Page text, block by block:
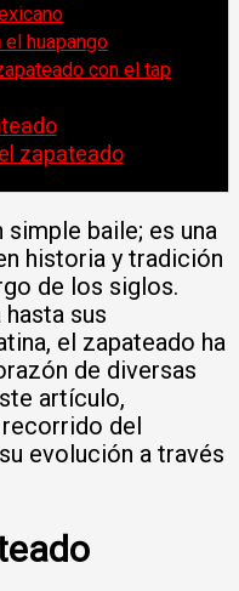
huapango
con el tap
zapateado
simple baile; es una
historia y tradición
de los siglos.
sus
el zapateado ha
de diversas
artículo,
del
evolución a través